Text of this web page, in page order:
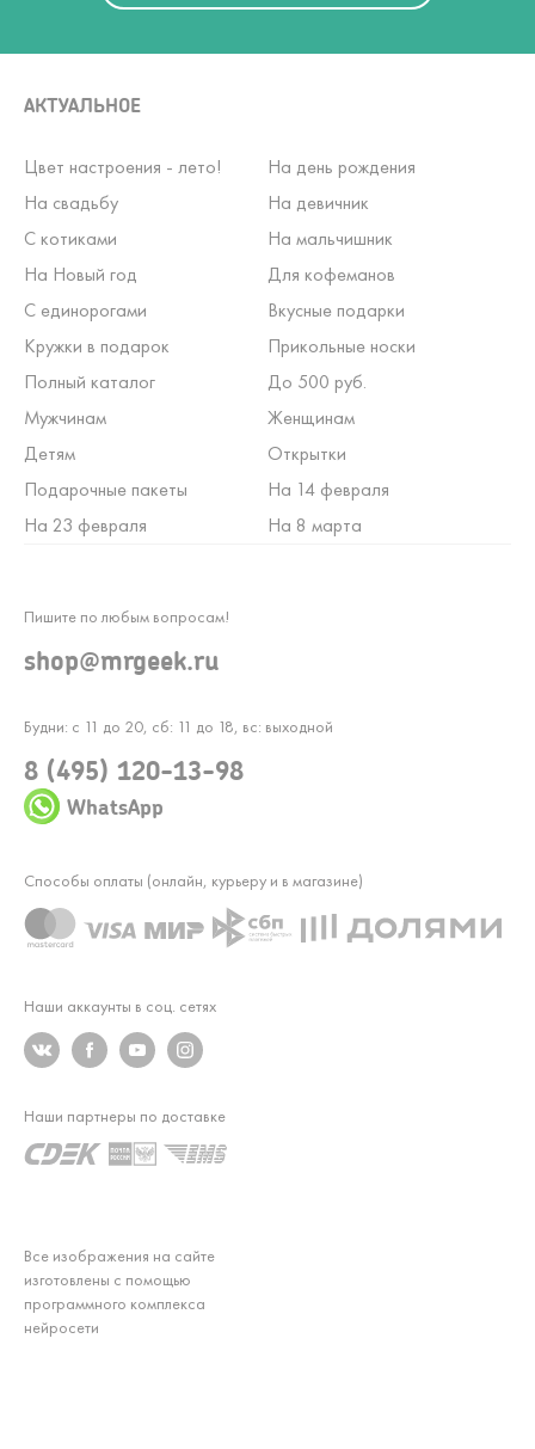
АКТУАЛЬНОЕ
Цвет настроения - лето!
На день рождения
На свадьбу
На девичник
С котиками
На мальчишник
На Новый год
Для кофеманов
С единорогами
Вкусные подарки
Кружки в подарок
Прикольные носки
Полный каталог
До 500 руб.
Мужчинам
Женщинам
Детям
Открытки
Подарочные пакеты
На 14 февраля
На 23 февраля
На 8 марта
Будни: с 11 до 20, сб: 11 до 18, вс: выходной
8 (495) 120-13-98
WhatsApp
Пишите по любым вопросам!
shop@mrgeek.ru
Наши аккаунты в соц. сетях
Все изображения на сайте
изготовлены с помощью
программного комплекса
нейросети
Способы оплаты (онлайн, курьеру и в магазине)
Наши партнеры по доставке